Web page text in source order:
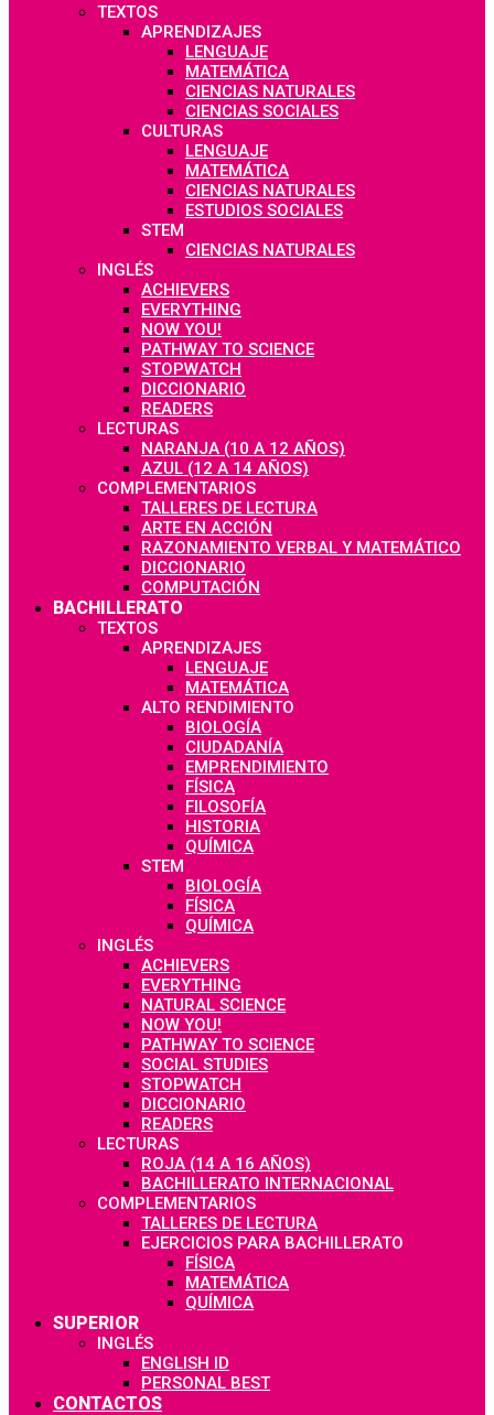
TEXTOS
APRENDIZAJES
LENGUAJE
MATEMÁTICA
CIENCIAS NATURALES
CIENCIAS SOCIALES
CULTURAS
LENGUAJE
MATEMÁTICA
CIENCIAS NATURALES
ESTUDIOS SOCIALES
STEM
CIENCIAS NATURALES
INGLÉS
ACHIEVERS
EVERYTHING
NOW YOU!
PATHWAY TO SCIENCE
STOPWATCH
DICCIONARIO
READERS
LECTURAS
NARANJA (10 A 12 AÑOS)
AZUL (12 A 14 AÑOS)
COMPLEMENTARIOS
TALLERES DE LECTURA
ARTE EN ACCIÓN
RAZONAMIENTO VERBAL Y MATEMÁTICO
DICCIONARIO
COMPUTACIÓN
BACHILLERATO
TEXTOS
APRENDIZAJES
LENGUAJE
MATEMÁTICA
ALTO RENDIMIENTO
BIOLOGÍA
CIUDADANÍA
EMPRENDIMIENTO
FÍSICA
FILOSOFÍA
HISTORIA
QUÍMICA
STEM
BIOLOGÍA
FÍSICA
QUÍMICA
INGLÉS
ACHIEVERS
EVERYTHING
NATURAL SCIENCE
NOW YOU!
PATHWAY TO SCIENCE
SOCIAL STUDIES
STOPWATCH
DICCIONARIO
READERS
LECTURAS
ROJA (14 A 16 AÑOS)
BACHILLERATO INTERNACIONAL
COMPLEMENTARIOS
TALLERES DE LECTURA
EJERCICIOS PARA BACHILLERATO
FÍSICA
MATEMÁTICA
QUÍMICA
SUPERIOR
INGLÉS
ENGLISH ID
PERSONAL BEST
CONTACTOS